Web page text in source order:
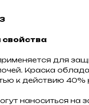
для
Краска
к действию 40%
наноситься на